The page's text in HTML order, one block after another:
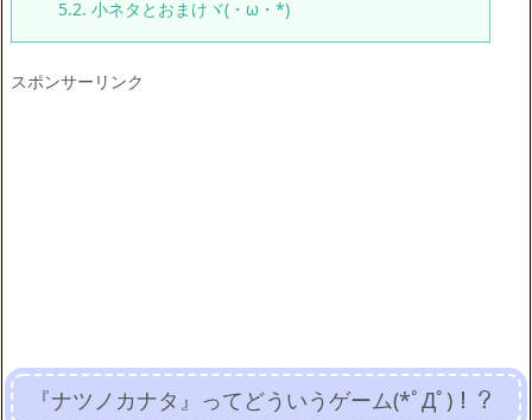
5.2. 小ネタとおまけヾ(・ω・*)
スポンサーリンク
『ナツノカナタ』ってどういうゲーム(*ﾟДﾟ)！？